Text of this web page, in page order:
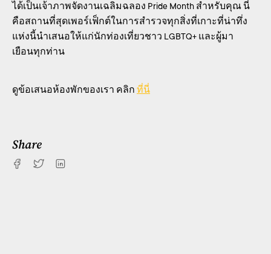
ได้เป็นเจ้าภาพจัดงานเฉลิมฉลอง Pride Month สำหรับคุณ นี่
คือสถานที่สุดเพอร์เฟ็กต์ในการสำรวจทุกสิ่งที่เกาะที่น่าทึ่ง
แห่งนี้นำเสนอให้แก่นักท่องเที่ยวชาว LGBTQ+ และผู้มา
เยือนทุกท่าน
ดูข้อเสนอห้องพักของเรา คลิก ที่นี่
Share